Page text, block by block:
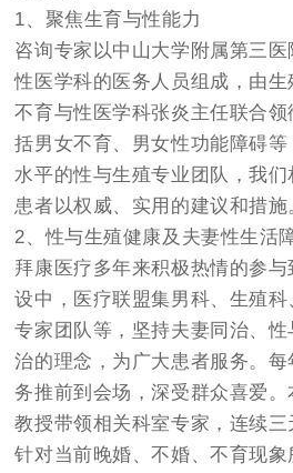
1、聚焦生育与性能力
咨询专家以中山大学附属第三
性医学科的医务人员组成，由
不育与性医学科张炎主任联合
括男女不育、男女性功能障碍
水平的性与生殖专业团队，我
患者以权威、实用的建议和措施
2、性与生殖健康及夫妻性生活
拜康医疗多年来积极热情的参
设中，医疗联盟集男科、生殖
专家团队等，坚持夫妻同治、性
治的理念，为广大患者服务。
务推前到会场，深受群众喜爱
教授带领相关科室专家，连续
针对当前晚婚、不婚、不育现